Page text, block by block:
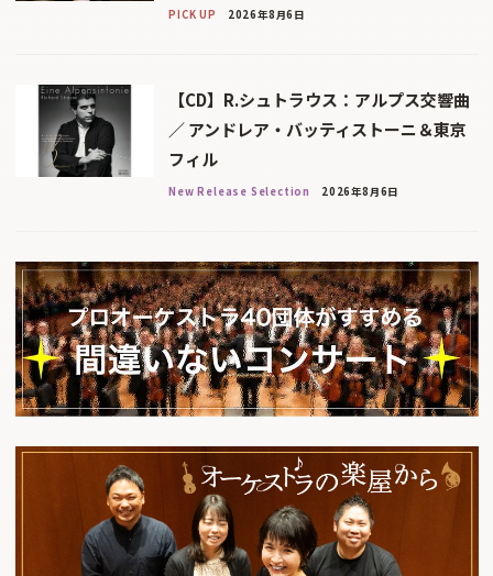
PICK UP 2026年8月6日
【CD】R.シュトラウス：アルプス交響曲
／ アンドレア・バッティストーニ＆東京
フィル
New Release Selection 2026年8月6日